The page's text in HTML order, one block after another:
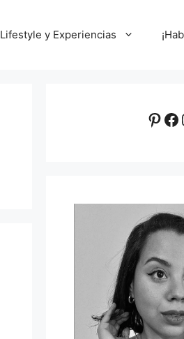
Lifestyle y Experiencias